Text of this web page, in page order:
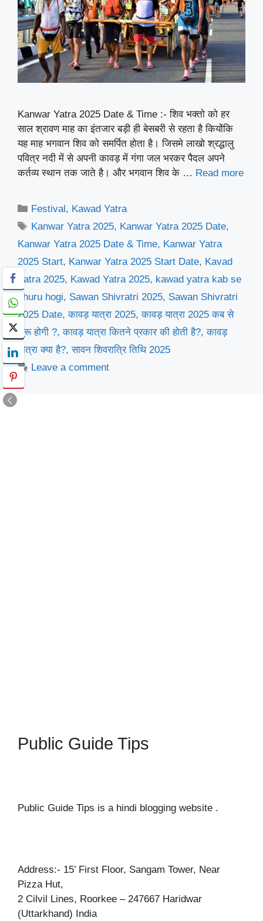
Kanwar Yatra 2025 Date & Time :- शिव भक्तो को हर
साल श्रावण माह का इंतजार बड़ी ही बेसबरी से रहता है कियोंकि
यह माह भगवान शिव को समर्पित होता है। जिसमे लाखो श्रद्धालु
पवित्र नदी में से अपनी कावड़ में गंगा जल भरकर पैदल अपने
कर्तव्य स्थान तक जाते है। और भगवान शिव के … Read more
Categories
Festival, Kawad Yatra
Tags
Kanwar Yatra 2025, Kanwar Yatra 2025 Date,
Kanwar Yatra 2025 Date & Time, Kanwar Yatra
2025 Start, Kanwar Yatra 2025 Start Date, Kavad
Yatra 2025, Kawad Yatra 2025, kawad yatra kab se
shuru hogi, Sawan Shivratri 2025, Sawan Shivratri
2025 Date,कावड़ यात्रा 2025,कावड़ यात्रा 2025 कब से
शुरू होगी ?,कावड़ यात्रा कितने प्रकार की होती है?,कावड़
यात्रा क्या है?,सावन शिवरात्रि तिथि 2025
Leave a comment
Public Guide Tips
Public Guide Tips is a hindi blogging website .
Address:- 15’ First Floor, Sangam Tower, Near
Pizza Hut,
2 Cilvil Lines, Roorkee – 247667 Haridwar
(Uttarkhand) India